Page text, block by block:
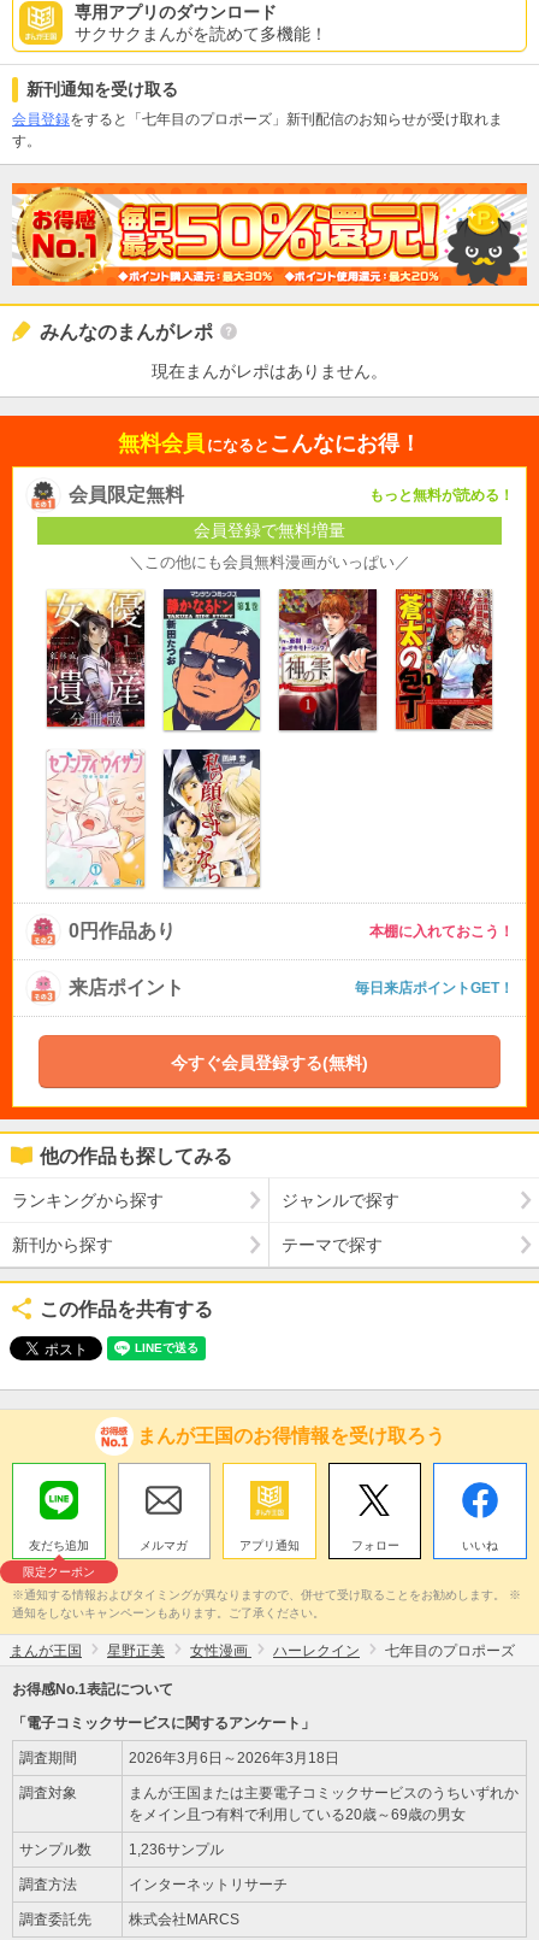
専用アプリのダウンロード
サクサクまんがを読めて多機能！
新刊通知を受け取る
会員登録をすると「七年目のプロポーズ」新刊配信のお知らせが受け取れま
す。
みんなのまんがレポ
現在まんがレポはありません。
無料会員 になると こんなにお得！
会員限定無料 もっと無料が読める！
会員登録で無料増量
＼この他にも会員無料漫画がいっぱい／
0円作品あり 本棚に入れておこう！
来店ポイント 毎日来店ポイントGET！
今すぐ会員登録する(無料)
他の作品も探してみる
ランキングから探す ジャンルで探す
新刊から探す テーマで探す
この作品を共有する
まんが王国のお得情報を受け取ろう
友だち追加
限定クーポン
メルマガ アプリ通知 フォロー いいね
※通知する情報およびタイミングが異なりますので、併せて受け取ることをお勧めします。 ※
通知をしないキャンペーンもあります。ご了承ください。
まんが王国 星野正美 女性漫画 ハーレクイン 七年目のプロポーズ
お得感No.1表記について
「電子コミックサービスに関するアンケート」
調査期間 2026年3月6日～2026年3月18日
調査対象
まんが王国または主要電子コミックサービスのうちいずれか
をメイン且つ有料で利用している20歳～69歳の男女
サンプル数 1,236サンプル
調査方法 インターネットリサーチ
調査委託先 株式会社MARCS